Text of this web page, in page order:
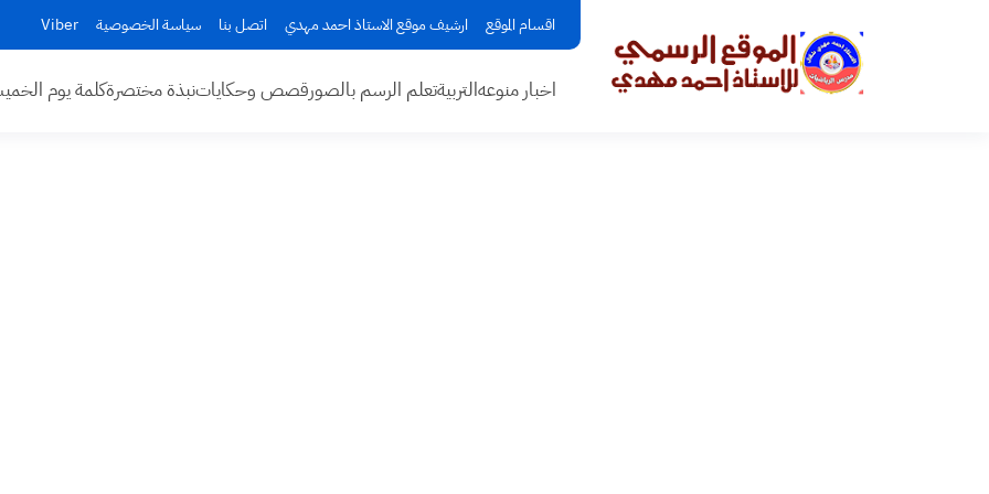
اقسام الموقع ارشيف موقع الاستاذ احمد مهدي اتصل بنا سياسة الخصوصية Viber
اخبار منوعهالتربيةتعلم الرسم بالصورقصص وحكاياتنبذة مختصرةكلمة يوم